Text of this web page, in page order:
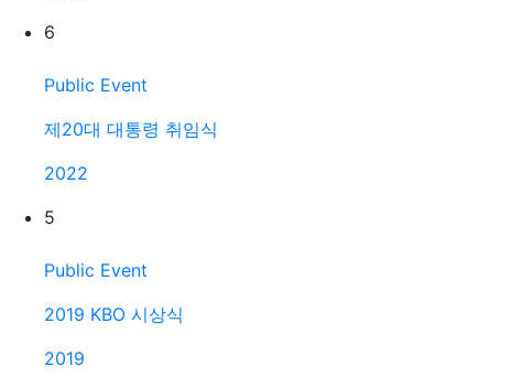
6
Public Event
제20대 대통령 취임식
2022
5
Public Event
2019 KBO 시상식
2019